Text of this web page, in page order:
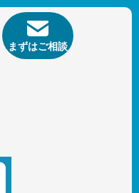
まずはご相談